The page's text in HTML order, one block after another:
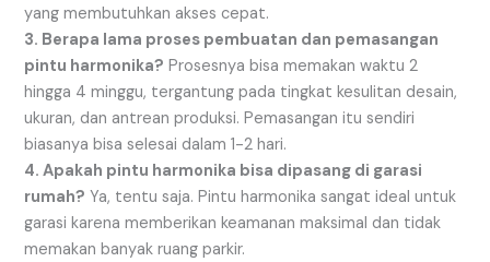
yang membutuhkan akses cepat.
3. Berapa lama proses pembuatan dan pemasangan
pintu harmonika? Prosesnya bisa memakan waktu 2
hingga 4 minggu, tergantung pada tingkat kesulitan desain,
ukuran, dan antrean produksi. Pemasangan itu sendiri
biasanya bisa selesai dalam 1-2 hari.
4. Apakah pintu harmonika bisa dipasang di garasi
rumah? Ya, tentu saja. Pintu harmonika sangat ideal untuk
garasi karena memberikan keamanan maksimal dan tidak
memakan banyak ruang parkir.